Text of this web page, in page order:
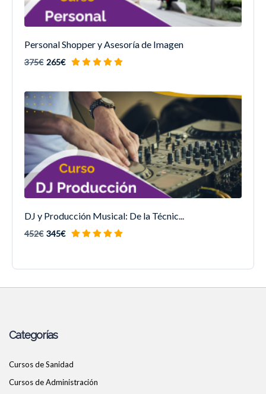
Personal Shopper y Asesoría de Imagen
375€ 265€
DJ y Producción Musical: De la Técnic...
452€ 345€
Categorías
Cursos de Sanidad
Cursos de Administración